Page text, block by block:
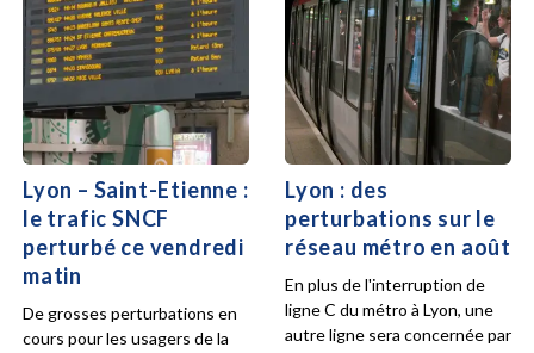
Lyon – Saint-Etienne :
le trafic SNCF
perturbé ce vendredi
matin
De grosses perturbations en
cours pour les usagers de la
Lyon : des
perturbations sur le
réseau métro en août
En plus de l'interruption de
ligne C du métro à Lyon, une
autre ligne sera concernée par